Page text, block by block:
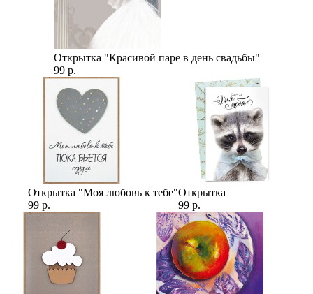
Открытка "Красивой паре в день свадьбы"
99 р.
Открытка "Моя любовь к тебе"
99 р.
Открытка
99 р.